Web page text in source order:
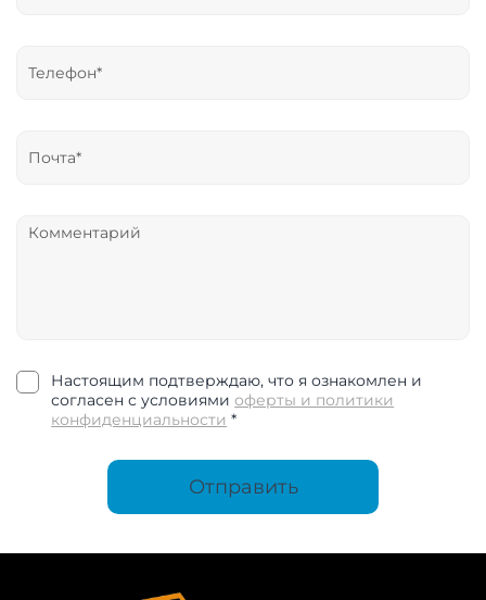
Настоящим подтверждаю, что я ознакомлен и
согласен с условиямиоферты и политики
конфиденциальности *
Отправить